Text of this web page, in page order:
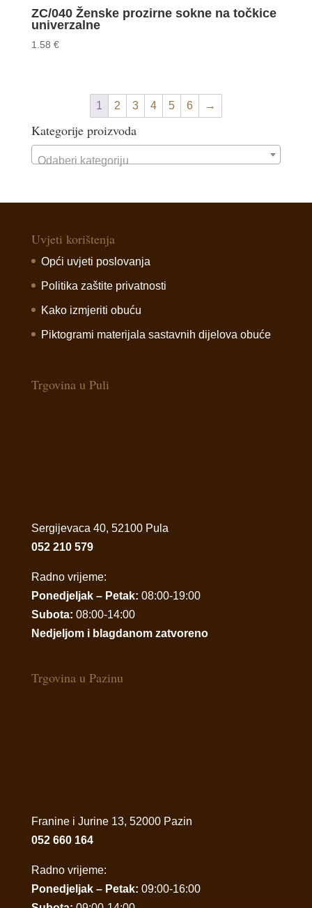
ZC/040 Ženske prozirne sokne na točkice
univerzalne
1.58 €
1 2 3 4 5 6 →
Kategorije proizvoda
Odaberi kategoriju
Uvjeti korištenja
Opći uvjeti poslovanja
Politika zaštite privatnosti
Kako izmjeriti obuću
Piktogrami materijala sastavnih dijelova obuće
Trgovina u Puli
Sergijevaca 40, 52100 Pula
052 210 579
Radno vrijeme:
Ponedjeljak – Petak: 08:00-19:00
Subota: 08:00-14:00
Nedjeljom i blagdanom zatvoreno
Trgovina u Pazinu
Franine i Jurine 13, 52000 Pazin
052 660 164
Radno vrijeme:
Ponedjeljak – Petak: 09:00-16:00